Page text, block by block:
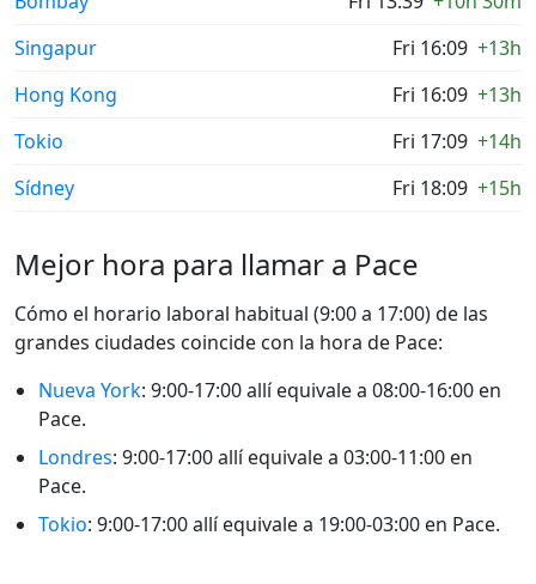
Singapur
Fri 16:09 +13h
Hong Kong
Fri 16:09 +13h
Tokio
Fri 17:09 +14h
Sídney
Fri 18:09 +15h
Mejor hora para llamar a Pace
Cómo el horario laboral habitual (9:00 a 17:00) de las
grandes ciudades coincide con la hora de Pace:
Nueva York: 9:00-17:00 allí equivale a 08:00-16:00 en
Pace.
Londres: 9:00-17:00 allí equivale a 03:00-11:00 en
Pace.
Tokio: 9:00-17:00 allí equivale a 19:00-03:00 en Pace.